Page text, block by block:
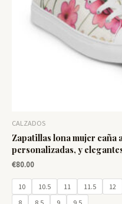
CALZADOS
Zapatillas lona mujer caña
personalizadas, y
€80.00
10 10.5 11 11.5 12